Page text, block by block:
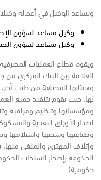
ويساعد الوكيل في أعماله
وكيل مساعد لشؤون
وكيل مساعد لشؤون
ويقوم قطاع العمليات
العلاقة بين البنك المركزي
وهيئاتها المختلفة من جانب
لها. حيث يقوم بتنفيذ جميع
ومؤسساتها وتنظيم ومراقبة
اصدار الأوراق النقدية
وطباعتها وشحنها واستلامها
وإتلاف المهترئ والملغى منها،
الحكومة بإصدار السندات
حكومية).